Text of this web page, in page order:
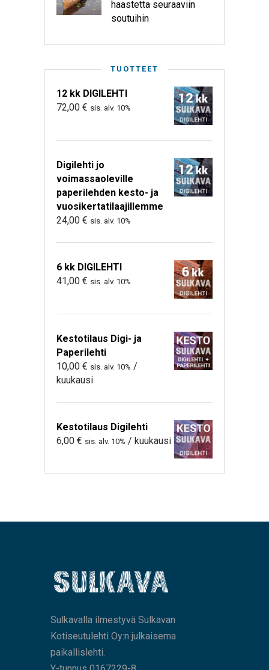
haastetta seuraaviin
soutuihin
TUOTTEET
12 kk DIGILEHTI
72,00 € sis. alv. 10%
Digilehti jo
voimassaoleville
paperilehden kesto- ja
vuosikertatilaajillemme
24,00 € sis. alv. 10%
6 kk DIGILEHTI
41,00 € sis. alv. 10%
Kestotilaus Digi- ja
Paperilehti
10,00 € sis. alv. 10% /
kuukausi
Kestotilaus Digilehti
6,00 € sis. alv. 10% / kuukausi
Sulkavalla ilmestyvä Sulkavan
Kotiseutulehti Oy:n julkaisema
paikallislehti.